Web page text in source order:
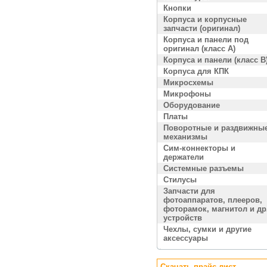
Кнопки
Корпуса и корпусные
запчасти (оригинал)
Корпуса и панели под
оригинал (класс A)
Корпуса и панели (класс
Корпуса для КПК
Микросхемы
Микрофоны
Оборудование
Платы
Поворотные и
механизмы
Сим-коннекторы и
держатели
Системные разъемы
Стилусы
Запчасти для
фотоаппаратов, плееров,
фоторамок, магнитол и
устройств
Чехлы, сумки и другие
аксессуары